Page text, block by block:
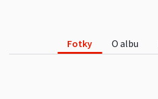
Fotky O albu